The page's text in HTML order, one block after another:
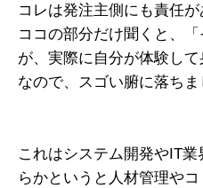
コレは発注主側にも責任
ココの部分だけ聞くと、
が、実際に自分が体験し
なので、スゴい腑に落ちま
これはシステム開発やIT
らかというと人材管理や